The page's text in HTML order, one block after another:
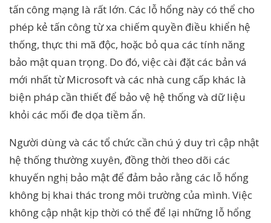
tấn công mạng là rất lớn. Các lỗ hổng này có thể cho
phép kẻ tấn công từ xa chiếm quyền điều khiển hệ
thống, thực thi mã độc, hoặc bỏ qua các tính năng
bảo mật quan trọng. Do đó, việc cài đặt các bản vá
mới nhất từ Microsoft và các nhà cung cấp khác là
biện pháp cần thiết để bảo vệ hệ thống và dữ liệu
khỏi các mối đe dọa tiềm ẩn.
Người dùng và các tổ chức cần chú ý duy trì cập nhật
hệ thống thường xuyên, đồng thời theo dõi các
khuyến nghị bảo mật để đảm bảo rằng các lỗ hổng
không bị khai thác trong môi trường của mình. Việc
không cập nhật kịp thời có thể để lại những lỗ hổng